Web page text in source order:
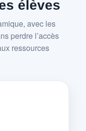
élèves
avec les
perdre l’accès
ressources